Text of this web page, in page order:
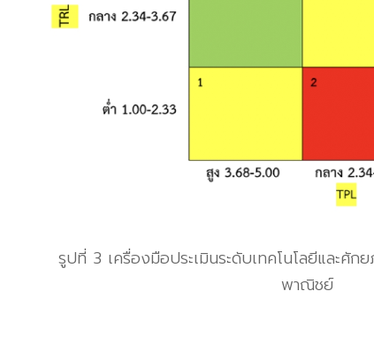
รูปที่ 3 เครื่องมือประเมินระดับเทคโนโลยีและศัก
พาณิชย์